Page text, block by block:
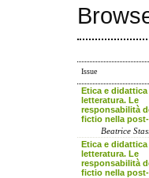
Issue
Etica e didattica
letteratura. Le
responsabilità
fictio nella
Beatrice
Etica e didattica
letteratura. Le
responsabilità
fictio nella